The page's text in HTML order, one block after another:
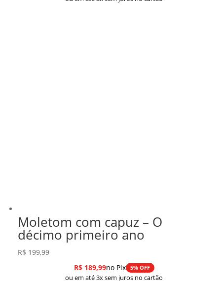
Moletom com capuz – O
décimo primeiro ano
R$ 199,99
R$189,99no Pix 5% OFF
ou em até 3x sem juros no cartão